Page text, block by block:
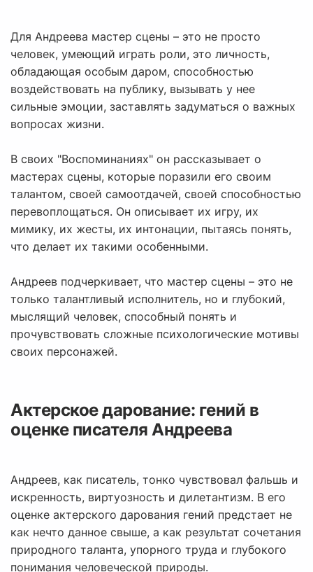
Для Андреева мастер сцены – это не просто
человек, умеющий играть роли, это личность,
обладающая особым даром, способностью
воздействовать на публику, вызывать у нее
сильные эмоции, заставлять задуматься о важных
вопросах жизни.
В своих "Воспоминаниях" он рассказывает о
мастерах сцены, которые поразили его своим
талантом, своей самоотдачей, своей способностью
перевоплощаться. Он описывает их игру, их
мимику, их жесты, их интонации, пытаясь понять,
что делает их такими особенными.
Андреев подчеркивает, что мастер сцены – это не
только талантливый исполнитель, но и глубокий,
мыслящий человек, способный понять и
прочувствовать сложные психологические мотивы
своих персонажей.
Актерское дарование: гений в
оценке писателя Андреева
Андреев, как писатель, тонко чувствовал фальшь и
искренность, виртуозность и дилетантизм. В его
оценке актерского дарования гений предстает не
как нечто данное свыше, а как результат сочетания
природного таланта, упорного труда и глубокого
понимания человеческой природы.